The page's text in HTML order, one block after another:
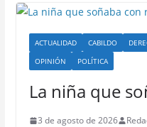
ACTUALIDAD CABILDO
OPINIÓN
POLÍTICA
La niña que
3 de agosto de 2026